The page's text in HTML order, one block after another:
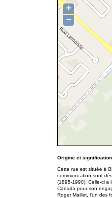
+
−
Origine et signification
Cette rue est située à
communication sont
(1895-1990). Celle-ci a
Canada pour son
Roger Maillet, l'un des